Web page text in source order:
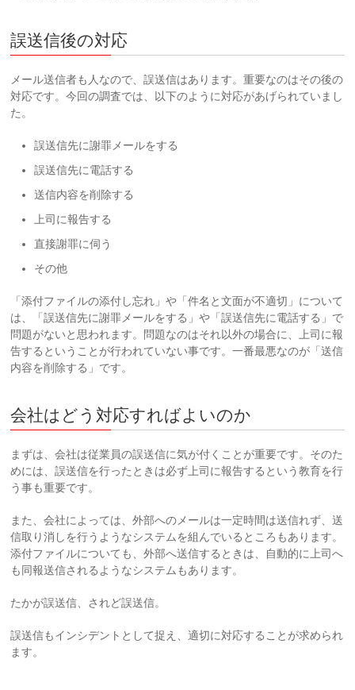
誤送信後の対応
メール送信者も人なので、誤送信はあります。重要なのはその後の
対応です。今回の調査では、以下のように対応があげられていまし
た。
誤送信先に謝罪メールをする
誤送信先に電話する
送信内容を削除する
上司に報告する
直接謝罪に伺う
その他
「添付ファイルの添付し忘れ」や「件名と文面が不適切」について
は、「誤送信先に謝罪メールをする」や「誤送信先に電話する」で
問題がないと思われます。問題なのはそれ以外の場合に、上司に報
告するということが行われていない事です。一番最悪なのが「送信
内容を削除する」です。
会社はどう対応すればよいのか
まずは、会社は従業員の誤送信に気が付くことが重要です。そのた
めには、誤送信を行ったときは必ず上司に報告するという教育を行
う事も重要です。
また、会社によっては、外部へのメールは一定時間は送信れず、送
信取り消しを行うようなシステムを組んでいるところもあります。
添付ファイルについても、外部へ送信するときは、自動的に上司へ
も同報送信されるようなシステムもあります。
たかが誤送信、されど誤送信。
誤送信もインシデントとして捉え、適切に対応することが求められ
ます。